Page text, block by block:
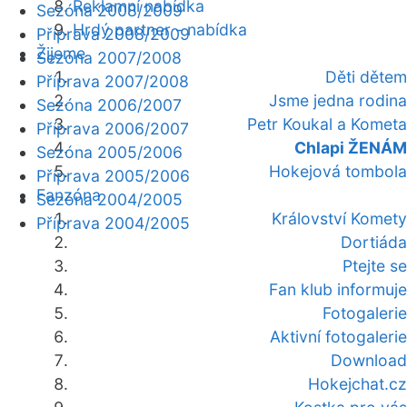
Reklamní nabídka
Hrdý partner - nabídka
Žijeme
Děti dětem
Jsme jedna rodina
Petr Koukal a Kometa
Chlapi ŽENÁM
Hokejová tombola
Fanzóna
Království Komety
Dortiáda
Ptejte se
Fan klub informuje
Fotogalerie
Aktivní fotogalerie
Download
Hokejchat.cz
Sezóna 2008/2009
Příprava 2008/2009
Sezóna 2007/2008
Příprava 2007/2008
Sezóna 2006/2007
Příprava 2006/2007
Sezóna 2005/2006
Příprava 2005/2006
Sezóna 2004/2005
Příprava 2004/2005